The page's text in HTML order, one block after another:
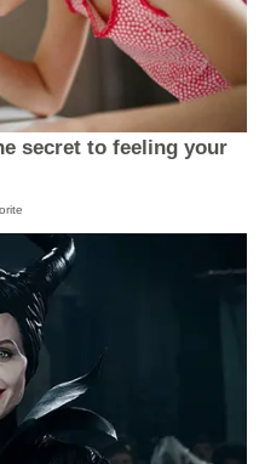
secret to feeling your